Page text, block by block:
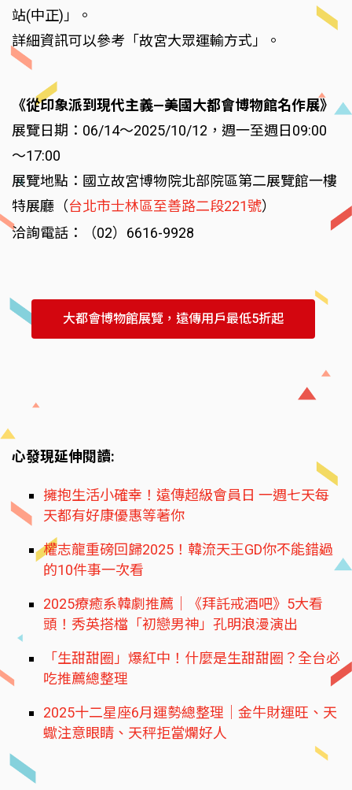
站(中正)」。
詳細資訊可以參考「故宮大眾運輸方式」。
《從印象派到現代主義—美國大都會博物館名作展》
展覽日期：06/14～2025/10/12，週一至週日09:00
～17:00
展覽地點：國立故宮博物院北部院區第二展覽館一樓
特展廳（台北市士林區至善路二段221號）
洽詢電話：（02）6616-9928
大都會博物館展覽，遠傳用戶最低5折起
心發現延伸閱讀:
擁抱生活小確幸！遠傳超級會員日 一週七天每
天都有好康優惠等著你
權志龍重磅回歸2025！韓流天王GD你不能錯過
的10件事一次看
2025療癒系韓劇推薦｜《拜託戒酒吧》5大看
頭！秀英搭檔「初戀男神」孔明浪漫演出
「生甜甜圈」爆紅中！什麼是生甜甜圈？全台必
吃推薦總整理
2025十二星座6月運勢總整理｜金牛財運旺、天
蠍注意眼睛、天秤拒當爛好人